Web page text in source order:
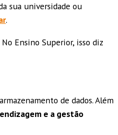
sua universidade ou
.
Ensino Superior, isso diz
de dados. Além
e a gestão